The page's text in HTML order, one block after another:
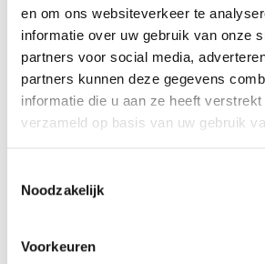
en om ons websiteverkeer te
informatie over uw gebruik van onze
partners voor social media,
partners kunnen deze gegevens
informatie die u aan ze heeft
verzameld op basis van uw gebruik
Noodzakelijk
Voorkeuren
Bekijk de reviews
Hoogstaande officieel gecertificeerde
inbraakwerende kluis in de klasse 5 /
conform EN 1143-1 en brandwerend
klasse LFS 30 P conform EN 15659
Betrouwbaar & veilig betalen